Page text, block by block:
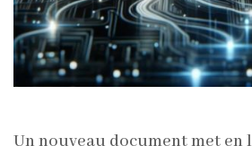
Un nouveau document met en